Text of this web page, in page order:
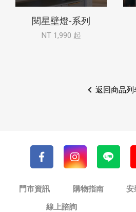
閱星壁燈-系列
NT 1,990 起
返回商品列
門市資訊 購物指南 安
線上諮詢